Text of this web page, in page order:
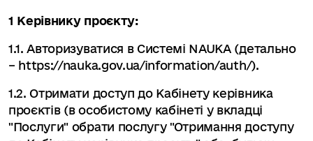
1 Керівнику проєкту:
1.1. Авторизуватися в Системі NAUKA (детально
– https://nauka.gov.ua/information/auth/).
1.2. Отримати доступ до Кабінету керівника
проєктів (в особистому кабінеті у вкладці
"Послуги" обрати послугу "Отримання доступу